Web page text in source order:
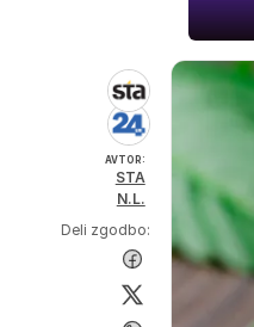
AVTOR:
STA
N.L.
Deli zgodbo: